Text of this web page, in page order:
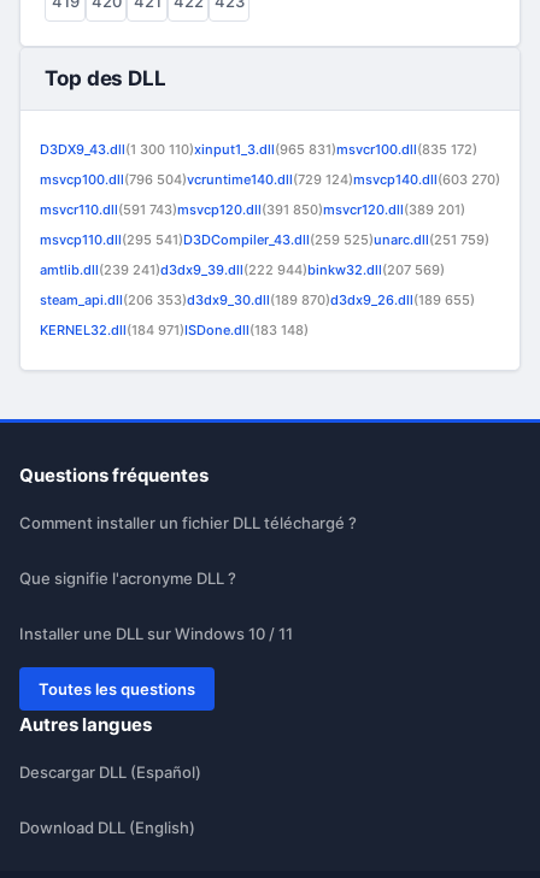
Top des DLL
D3DX9_43.dll(1 300 110)xinput1_3.dll(965 831)msvcr100.dll(835 172)
msvcp100.dll(796 504)vcruntime140.dll(729 124)msvcp140.dll(603 270)
msvcr110.dll(591 743)msvcp120.dll(391 850)msvcr120.dll(389 201)
msvcp110.dll(295 541)D3DCompiler_43.dll(259 525)unarc.dll(251 759)
amtlib.dll(239 241)d3dx9_39.dll(222 944)binkw32.dll(207 569)
steam_api.dll(206 353)d3dx9_30.dll(189 870)d3dx9_26.dll(189 655)
KERNEL32.dll(184 971)ISDone.dll(183 148)
Questions fréquentes
Comment installer un fichier DLL téléchargé ?
Que signifie l'acronyme DLL ?
Installer une DLL sur Windows 10 / 11
Toutes les questions
Autres langues
Descargar DLL (Español)
Download DLL (English)